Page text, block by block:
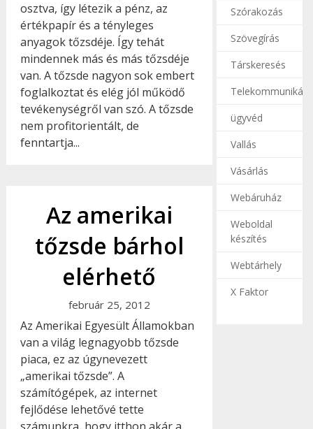
osztva, így létezik a pénz, az
értékpapír és a tényleges
anyagok tőzsdéje. Így tehát
mindennek más és más tőzsdéje
van. A tőzsde nagyon sok embert
foglalkoztat és elég jól működő
tevékenységről van szó. A tőzsde
nem profitorientált, de
fenntartja...
Az amerikai
tőzsde bárhol
elérhető
február 25, 2012
Az Amerikai Egyesült Államokban
van a világ legnagyobb tőzsde
piaca, ez az úgynevezett
„amerikai tőzsde”. A
számítógépek, az internet
fejlődése lehetővé tette
Szórakozás
Szövegírás
Társkeresés
ügyvéd
Vallás
Vásárlás
Webáruház
Weboldal
készítés
Webtárhely
X Faktor